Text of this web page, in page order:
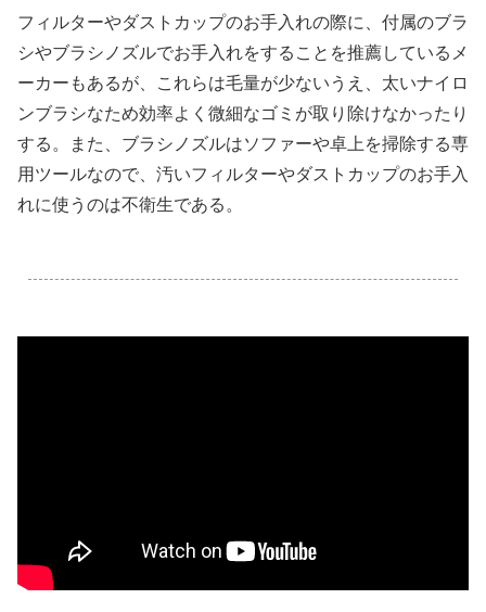
フィルターやダストカップのお手入れの際に、付属のブラ
シやブラシノズルでお手入れをすることを推薦しているメ
ーカーもあるが、これらは毛量が少ないうえ、太いナイロ
ンブラシなため効率よく微細なゴミが取り除けなかったり
する。また、ブラシノズルはソファーや卓上を掃除する専
用ツールなので、汚いフィルターやダストカップのお手入
れに使うのは不衛生である。